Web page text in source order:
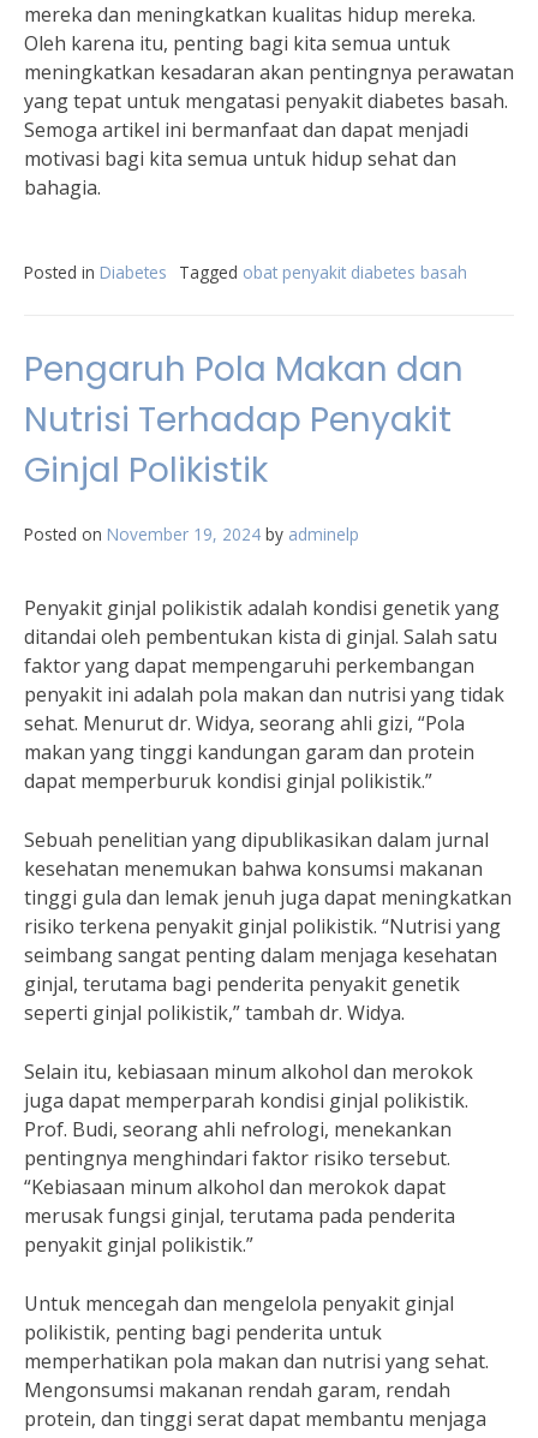
mereka dan meningkatkan kualitas hidup mereka.
Oleh karena itu, penting bagi kita semua untuk
meningkatkan kesadaran akan pentingnya perawatan
yang tepat untuk mengatasi penyakit diabetes basah.
Semoga artikel ini bermanfaat dan dapat menjadi
motivasi bagi kita semua untuk hidup sehat dan
bahagia.
Posted in Diabetes Tagged obat penyakit diabetes basah
Pengaruh Pola Makan dan
Nutrisi Terhadap Penyakit
Ginjal Polikistik
Posted on November 19, 2024 by adminelp
Penyakit ginjal polikistik adalah kondisi genetik yang
ditandai oleh pembentukan kista di ginjal. Salah satu
faktor yang dapat mempengaruhi perkembangan
penyakit ini adalah pola makan dan nutrisi yang tidak
sehat. Menurut dr. Widya, seorang ahli gizi, “Pola
makan yang tinggi kandungan garam dan protein
dapat memperburuk kondisi ginjal polikistik.”
Sebuah penelitian yang dipublikasikan dalam jurnal
kesehatan menemukan bahwa konsumsi makanan
tinggi gula dan lemak jenuh juga dapat meningkatkan
risiko terkena penyakit ginjal polikistik. “Nutrisi yang
seimbang sangat penting dalam menjaga kesehatan
ginjal, terutama bagi penderita penyakit genetik
seperti ginjal polikistik,” tambah dr. Widya.
Selain itu, kebiasaan minum alkohol dan merokok
juga dapat memperparah kondisi ginjal polikistik.
Prof. Budi, seorang ahli nefrologi, menekankan
pentingnya menghindari faktor risiko tersebut.
“Kebiasaan minum alkohol dan merokok dapat
merusak fungsi ginjal, terutama pada penderita
penyakit ginjal polikistik.”
Untuk mencegah dan mengelola penyakit ginjal
polikistik, penting bagi penderita untuk
memperhatikan pola makan dan nutrisi yang sehat.
Mengonsumsi makanan rendah garam, rendah
protein, dan tinggi serat dapat membantu menjaga